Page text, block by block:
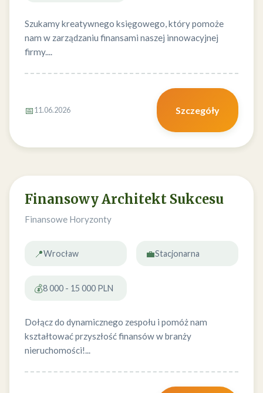
Szukamy kreatywnego księgowego, który pomoże
nam w zarządzaniu finansami naszej innowacyjnej
firmy....
📅11.06.2026 Szczegóły
Finansowy Architekt Sukcesu
Finansowe Horyzonty
📍Wrocław 💼Stacjonarna
💰8 000 - 15 000 PLN
Dołącz do dynamicznego zespołu i pomóż nam
kształtować przyszłość finansów w branży
nieruchomości!...